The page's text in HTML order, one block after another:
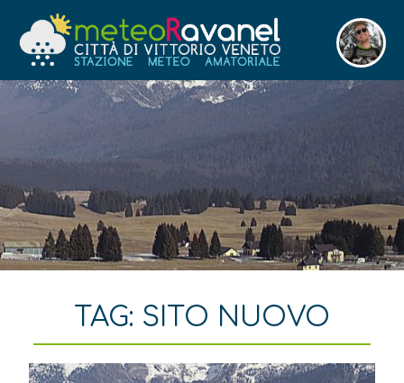
TAG: SITO NUOVO